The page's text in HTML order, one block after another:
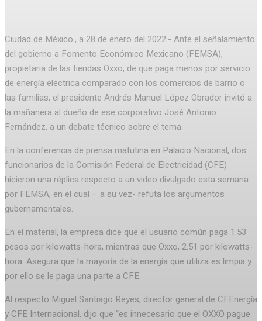
Ciudad de México., a 28 de enero del 2022.- Ante el señalamiento
del gobierno a Fomento Económico Mexicano (FEMSA),
propietaria de las tiendas Oxxo, de que paga menos por servicio
de energía eléctrica comparado con los comercios de barrio o
las familias, el presidente Andrés Manuel López Obrador invitó a
la mañanera al dueño de ese corporativo José Antonio
Fernández, a un debate técnico sobre el tema.
En la conferencia de prensa matutina en Palacio Nacional, dos
funcionarios de la Comisión Federal de Electricidad (CFE)
hicieron una réplica respecto a un video divulgado esta semana
por FEMSA, en el cual – a su vez- refuta los argumentos
gubernamentales.
En el material, la empresa dice que el usuario común paga 1.53
pesos por kilowatts-hora, mientras que Oxxo, 2.51 por kilowatts-
hora. Asegura que la mayoría de la energía que utiliza es limpia y
por ello se le paga una parte a CFE.
Al respecto Miguel Santiago Reyes, director general de CFEnergía
y CFE Internacional, dijo que “es innecesario que el OXXO pague